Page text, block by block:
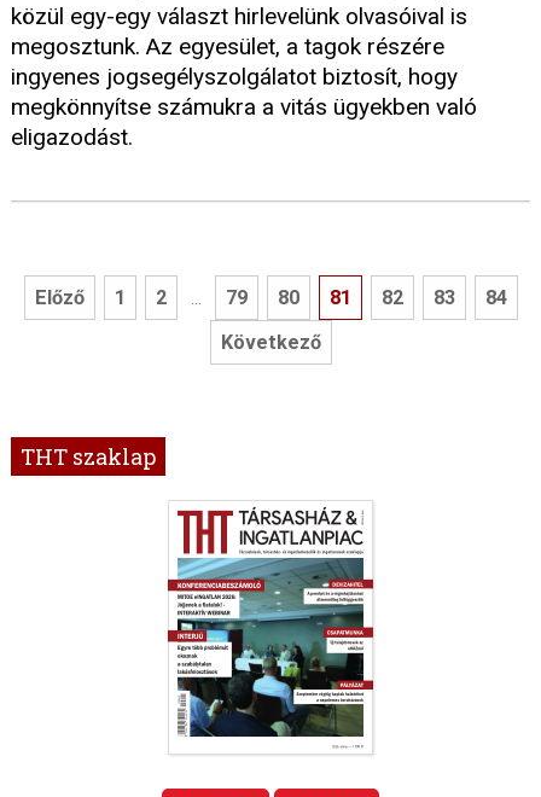
közül egy-egy választ hirlevelünk olvasóival is
megosztunk. Az egyesület, a tagok részére
ingyenes jogsegélyszolgálatot biztosít, hogy
megkönnyítse számukra a vitás ügyekben való
eligazodást.
Előző 1 2 ... 79 80 81 82 83
84
Következő
THT szaklap